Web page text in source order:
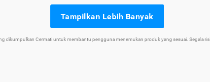
Tampilkan Lebih Banyak
dikumpulkan Cermati untuk membantu pengguna menemukan produk yang sesuai. Segala